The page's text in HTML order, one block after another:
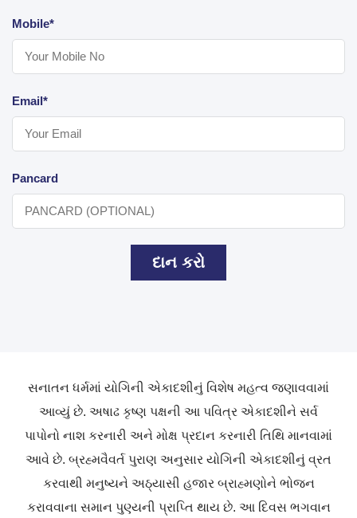
Mobile*
Email*
Pancard
દાન કરો
સનાતન ધર્મમાં યોગિની એકાદશીનું વિશેષ મહત્વ જણાવવામાં
આવ્યું છે. અષાઢ કૃષ્ણ પક્ષની આ પવિત્ર એકાદશીને સર્વ
પાપોનો નાશ કરનારી અને મોક્ષ પ્રદાન કરનારી તિથિ માનવામાં
આવે છે. બ્રહ્મવૈવર્ત પુરાણ અનુસાર યોગિની એકાદશીનું વ્રત
કરવાથી મનુષ્યને અઠ્યાસી હજાર બ્રાહ્મણોને ભોજન
કરાવવાના સમાન પુણ્યની પ્રાપ્તિ થાય છે. આ દિવસ ભગવાન